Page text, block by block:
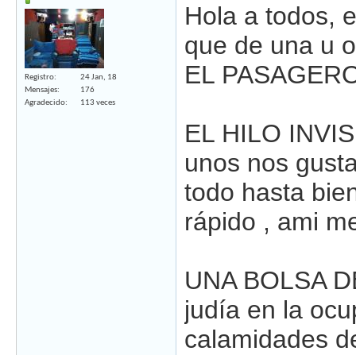
Registro
24 Jan, 18
Mensajes
176
Agradecido
113 veces
Hola a todos,
que de una u
EL
EL HILO
unos nos
todo hasta
rápido , ami
UNA BOLSA
judía en la
calamidades